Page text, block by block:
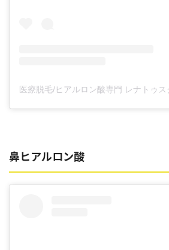
鼻ヒアルロン酸